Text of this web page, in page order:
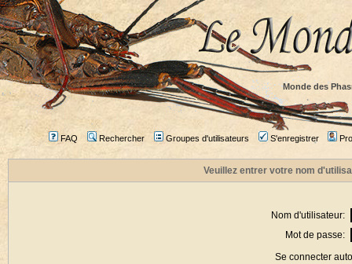
Monde des
FAQ Rechercher Groupes d'utilisateurs S'enregistrer
Veuillez entrer votre nom
Nom d'utilisateur:
Mot de passe:
Se connecter